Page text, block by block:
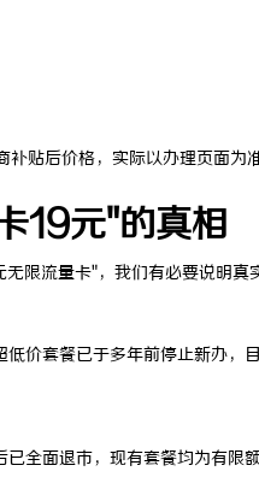
补贴后价格，实际以办理页面
19元"的真相
限流量卡"，我们有必要说明真
低价套餐已于多年前停止新办，
全面退市，现有套餐均为有限